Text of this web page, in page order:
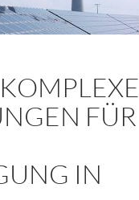
FÜR
IN